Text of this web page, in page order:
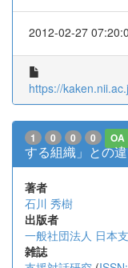
2012-02-27
https://
1 0 0 0 OA
する組織」との
著者
石川 秀樹
出版者
一般社団法人 日本
雑誌